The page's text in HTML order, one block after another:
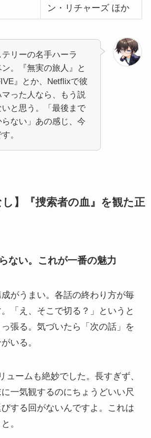
ン・リチャーズ ほか
リーの名手ハーラ
。『無実の旅人』と
』とか、Netflixで彼
った人なら、もう説
と思う。「最後まで
ない」あの感じ、今
。
し】『捜索者の血』を観た正
ない。これが一番の魅力
がうまい。各話の終わり方が毎
「え、そこで切る？」というと
張る。気づいたら「次の話」を
いる。
ュームも絶妙でした。長すぎず、
一気観するのにちょうどいい尺
する回がないんですよ。これは
。